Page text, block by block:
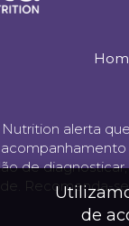
alerta
de
Recomenda-
de